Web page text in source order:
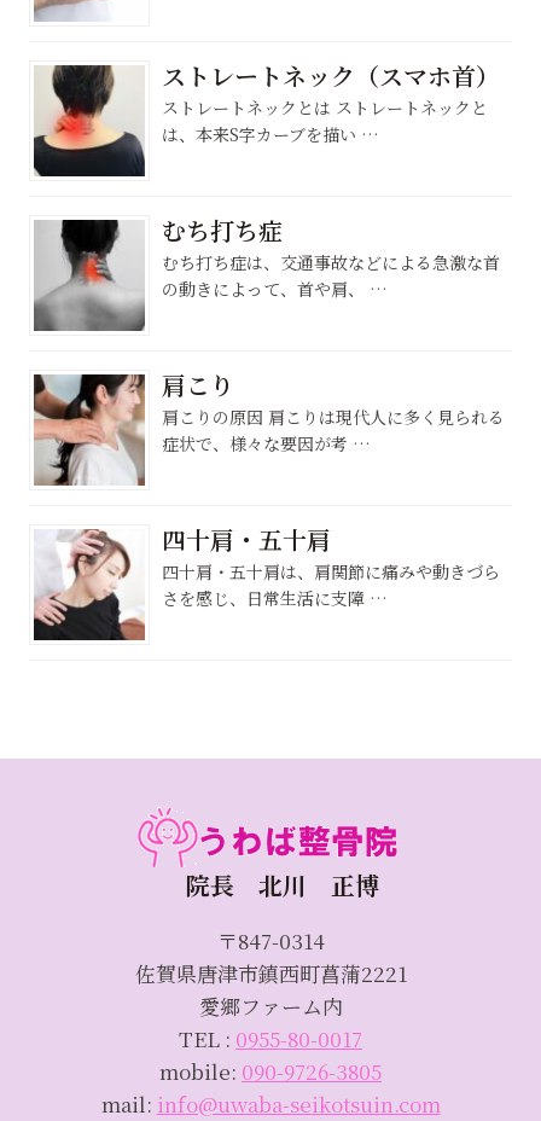
ストレートネック（スマホ首）
ストレートネックとは ストレートネックと
は、本来S字カーブを描い …
むち打ち症
むち打ち症は、交通事故などによる急激な首
の動きによって、首や肩、 …
肩こり
肩こりの原因 肩こりは現代人に多く見られる
症状で、様々な要因が考 …
四十肩・五十肩
四十肩・五十肩は、肩関節に痛みや動きづら
さを感じ、日常生活に支障 …
院長 北川 正博
〒847-0314
佐賀県唐津市鎮西町菖蒲2221
愛郷ファーム内
TEL : 0955-80-0017
mobile: 090-9726-3805
mail: info@uwaba-seikotsuin.com